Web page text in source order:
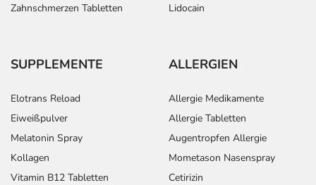
Zahnschmerzen Tabletten
Lidocain
SUPPLEMENTE
Elotrans Reload
Eiweißpulver
Melatonin Spray
Kollagen
Vitamin B12 Tabletten
ALLERGIEN
Allergie Medikamente
Allergie Tabletten
Augentropfen Allergie
Mometason Nasenspray
Cetirizin